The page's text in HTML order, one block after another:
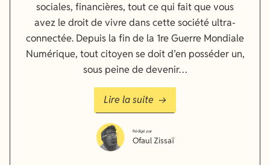
sociales, financières, tout ce qui fait que vous
avez le droit de vivre dans cette société ultra-
connectée. Depuis la fin de la 1re Guerre Mondiale
Numérique, tout citoyen se doit d’en posséder un,
sous peine de devenir…
Lire la suite
Rédigé par
Ofaul Zissaï